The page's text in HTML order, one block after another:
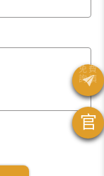
官